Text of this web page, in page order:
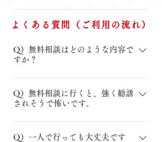
かも？！」と大事な話を躊躇してし
まうと、その後の結婚生活にあまり
良いことがありません。自分の気持
ちが言えて、相手の気持ちも聴け
て、より深く繋がったお二人でいら
か、心理学を活用したサポートをい
たします。 ご自身では大問題と思っ
ていても、話してみると全然平気だ
強制することは全くございませんの
愛結びは出会いの入口として優れて
いますが、交際中のサポートは自分
なる愛媛は出会いから成婚まで仲人
が伴走します。詳しくはこちらの記
よくある質問（ご利用の流れ）
Q）無料相談はどのような内容で
すか？
A）婚活の状況やお悩みなどあなたの
お話をよくお伺いしてベストな活動
ステップを提案します。あなたに合
Q）無料相談に行くと、強く勧誘
されそうで怖いです。
A）そのご不安はよく分かります。当
相談所では、その日に決断を求める
Q）一人で行っても大丈夫です